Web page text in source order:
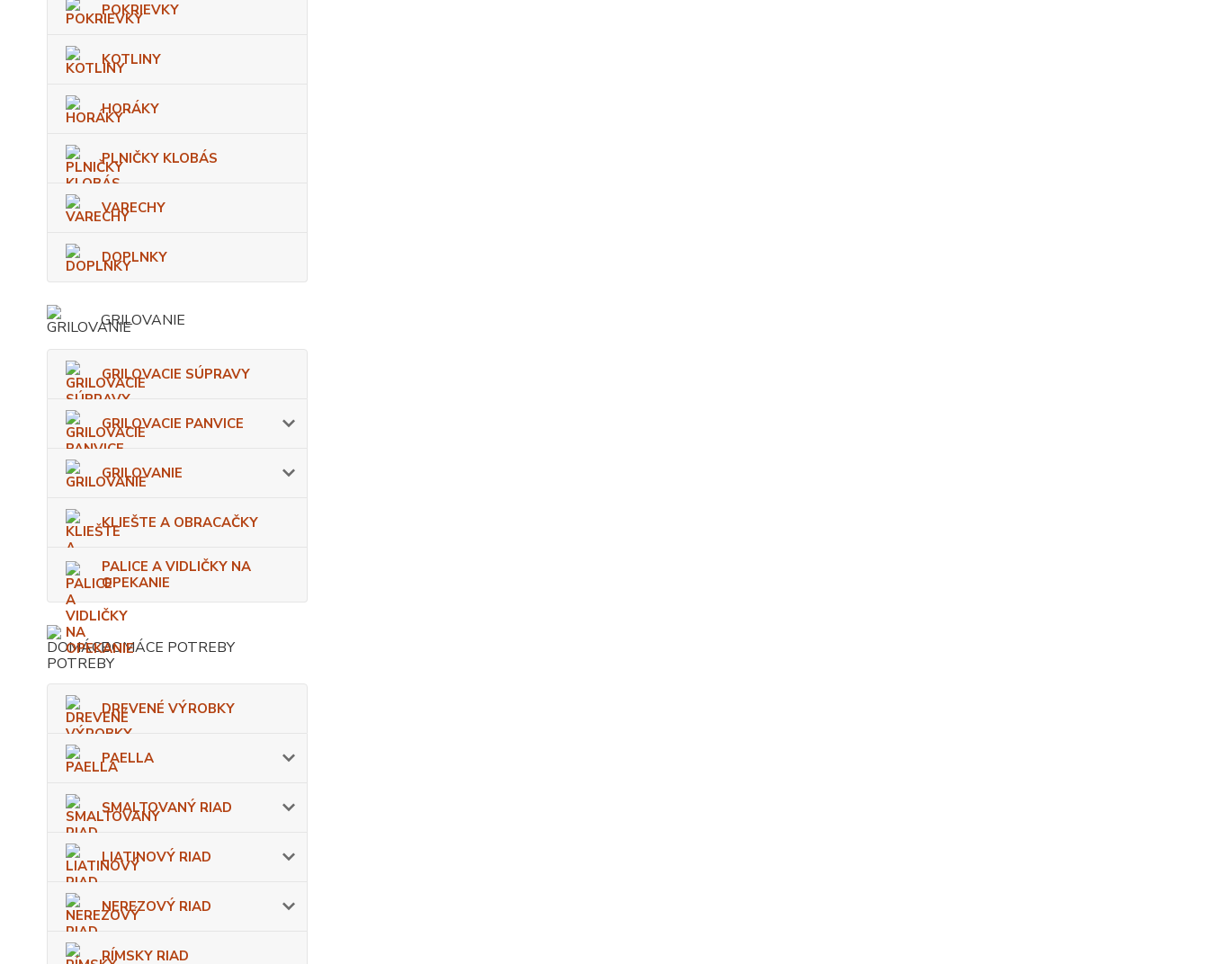
POKRIEVKY
KOTLINY
HORÁKY
PLNIČKY KLOBÁS
VARECHY
DOPLNKY
GRILOVANIE
GRILOVACIE SÚPRAVY
GRILOVACIE PANVICE
GRILOVANIE
KLIEŠTE A OBRACAČKY
PALICE A VIDLIČKY NA
OPEKANIE
DOMÁCE POTREBY
DREVENÉ VÝROBKY
PAELLA
SMALTOVANÝ RIAD
LIATINOVÝ RIAD
NEREZOVÝ RIAD
RÍMSKY RIAD